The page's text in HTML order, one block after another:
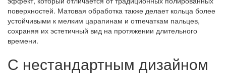
поверхностей. Матовая обработка также делает кольца более
устойчивыми к мелким царапинам и отпечаткам пальцев,
сохраняя их эстетичный вид на протяжении длительного
времени.
С нестандартным дизайном